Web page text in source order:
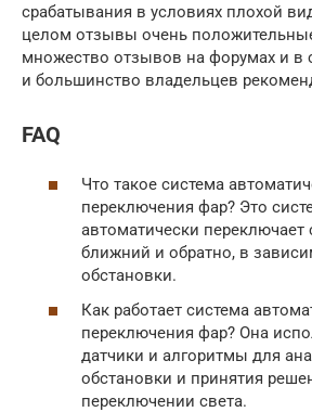
срабатывания в условиях плохой
целом отзывы очень
множество отзывов на форумах и в
и большинство владельцев
FAQ
Что такое система
переключения фар? Это
автоматически переключает
ближний и обратно, в
обстановки.
Как работает система
переключения фар? Она
датчики и алгоритмы для
обстановки и принятия
переключении света.